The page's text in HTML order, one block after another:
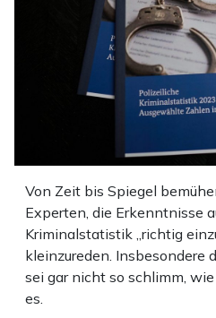
Von Zeit bis Spiegel
Experten, die Erkenntnisse
Kriminalstatistik „richtig
kleinzureden. Insbesondere
sei gar nicht so schlimm,
es.